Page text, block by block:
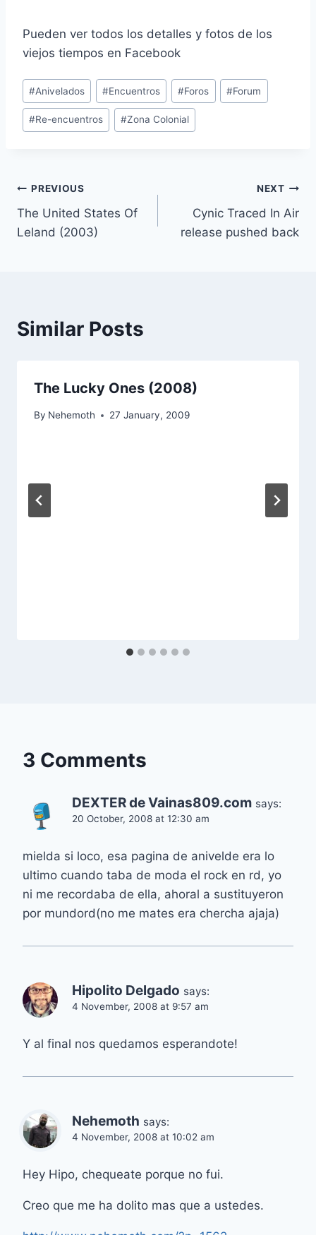
Pueden ver todos los detalles y fotos de los
viejos tiempos en Facebook
Post
Tags:
#Anivelados #Encuentros #Foros #Forum
#Re-encuentros #Zona Colonial
Post
navigation
PREVIOUS
The United States Of
Leland (2003)
NEXT
Cynic Traced In Air
release pushed back
Similar Posts
The Lucky Ones (2008)
By Nehemoth 27 January, 2009
3 Comments
DEXTER de Vainas809.com says:
20 October, 2008 at 12:30 am
mielda si loco, esa pagina de anivelde era lo
ultimo cuando taba de moda el rock en rd, yo
ni me recordaba de ella, ahoral a sustituyeron
por mundord(no me mates era chercha ajaja)
Hipolito Delgado says:
4 November, 2008 at 9:57 am
Y al final nos quedamos esperandote!
Nehemoth says:
4 November, 2008 at 10:02 am
Hey Hipo, chequeate porque no fui.
Creo que me ha dolito mas que a ustedes.